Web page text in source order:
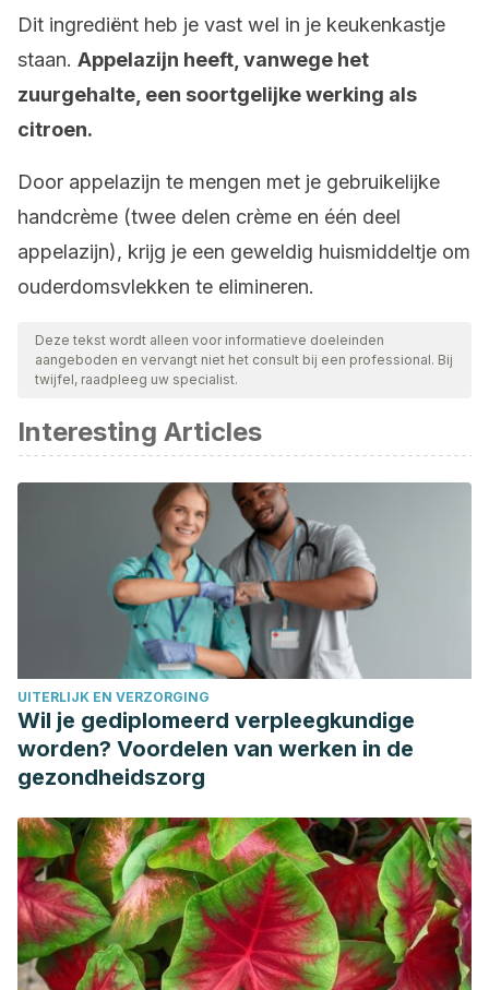
Dit ingrediënt heb je vast wel in je keukenkastje
staan. Appelazijn heeft, vanwege het
zuurgehalte, een soortgelijke werking als
citroen.
Door appelazijn te mengen met je gebruikelijke
handcrème (twee delen crème en één deel
appelazijn), krijg je een geweldig huismiddeltje om
ouderdomsvlekken te elimineren.
Deze tekst wordt alleen voor informatieve doeleinden
aangeboden en vervangt niet het consult bij een professional. Bij
twijfel, raadpleeg uw specialist.
Interesting Articles
UITERLIJK EN VERZORGING
Wil je gediplomeerd verpleegkundige
worden? Voordelen van werken in de
gezondheidszorg